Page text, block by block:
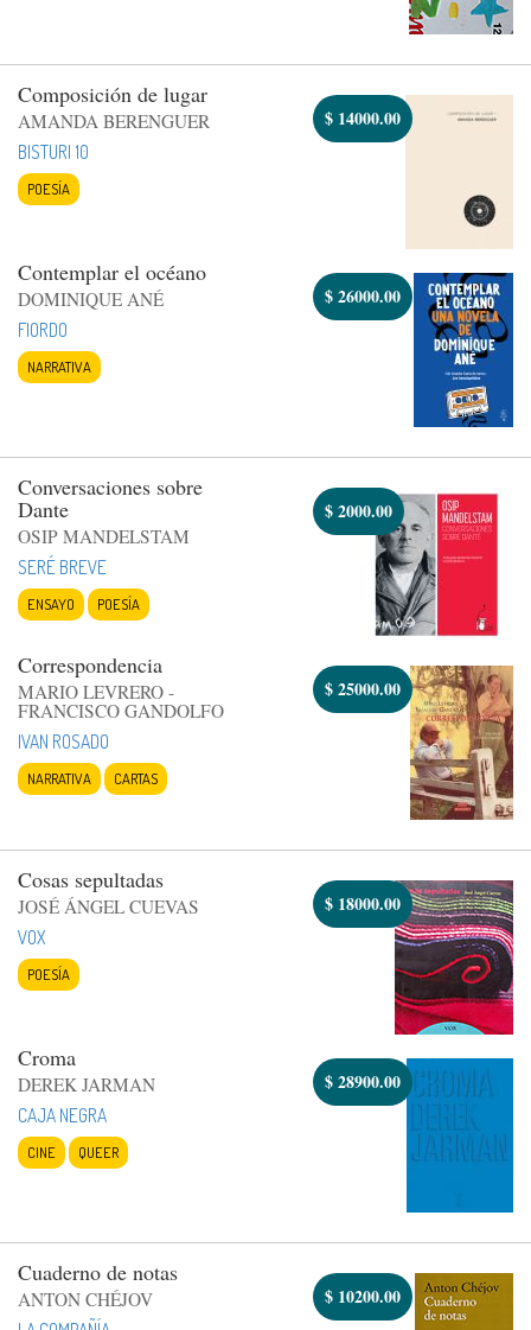
Composición de lugar
AMANDA BERENGUER
BISTURI 10
POESÍA
$ 14000.00
Contemplar el océano
DOMINIQUE ANÉ
FIORDO
NARRATIVA
$26000.00
Conversaciones sobre
Dante
OSIP MANDELSTAM
SERÉ BREVE
ENSAYO POESÍA
$2000.00
Correspondencia
MARIO LEVRERO -
FRANCISCO GANDOLFO
IVAN ROSADO
NARRATIVA CARTAS
$25000.00
Cosas sepultadas
JOSÉ ÁNGEL CUEVAS
VOX
POESÍA
$ 18000.00
Croma
DEREK JARMAN
CAJA NEGRA
CINE QUEER
$28900.00
Cuaderno de notas
ANTON CHÉJOV
$ 10200.00